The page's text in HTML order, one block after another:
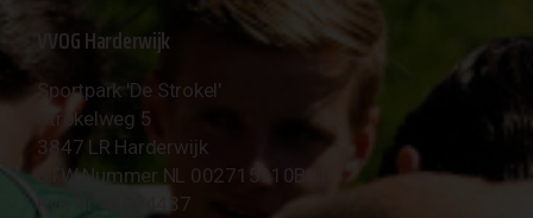
VVOG Harderwijk
Sportpark 'De Strokel'
Strokelweg 5
3847 LR Harderwijk
BTW Nummer NL 002715910B01
KvK Nr 40094437